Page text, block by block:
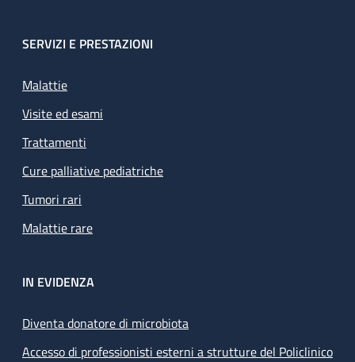
SERVIZI E PRESTAZIONI
Malattie
Visite ed esami
Trattamenti
Cure palliative pediatriche
Tumori rari
Malattie rare
IN EVIDENZA
Diventa donatore di microbiota
Accesso di professionisti esterni a strutture del Policlinico